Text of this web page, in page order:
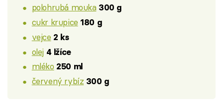
polohrubá mouka 300 g
cukr krupice 180 g
vejce 2 ks
olej 4 lžíce
mléko 250 ml
červený rybíz 300 g